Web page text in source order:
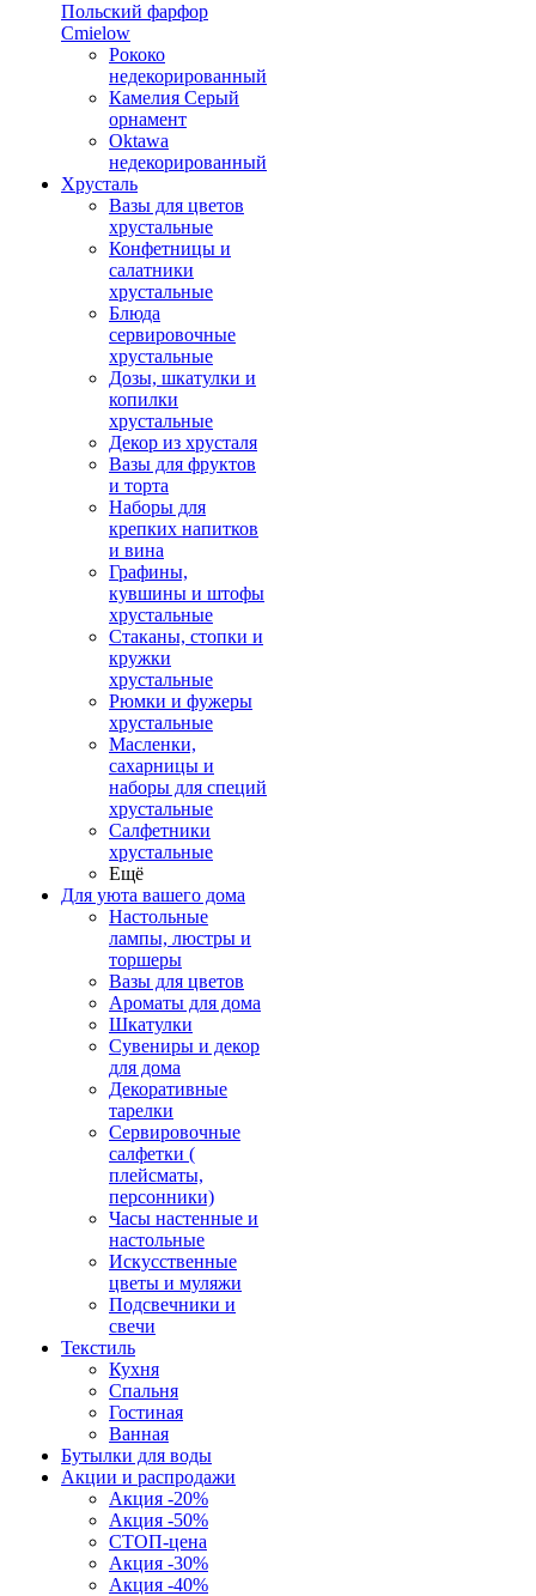
Польский фарфор
Сmielow
Рококо
недекорированный
Камелия Серый
орнамент
Oktawa
недекорированный
Хрусталь
Вазы для цветов
хрустальные
Конфетницы и
салатники
хрустальные
Блюда
сервировочные
хрустальные
Дозы, шкатулки и
копилки
хрустальные
Декор из хрусталя
Вазы для фруктов
и торта
Наборы для
крепких напитков
и вина
Графины,
кувшины и штофы
хрустальные
Стаканы, стопки и
кружки
хрустальные
Рюмки и фужеры
хрустальные
Масленки,
сахарницы и
наборы для специй
хрустальные
Салфетники
хрустальные
Ещё
Для уюта вашего дома
Настольные
лампы, люстры и
торшеры
Вазы для цветов
Ароматы для дома
Шкатулки
Сувениры и декор
для дома
Декоративные
тарелки
Сервировочные
салфетки (
плейсматы,
персонники)
Часы настенные и
настольные
Искусственные
цветы и муляжи
Подсвечники и
свечи
Текстиль
Кухня
Спальня
Гостиная
Ванная
Бутылки для воды
Акции и распродажи
Акция -20%
Акция -50%
СТОП-цена
Акция -30%
Акция -40%